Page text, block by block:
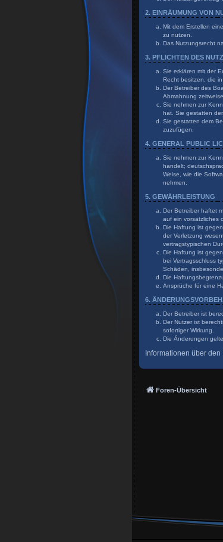
2. EINRÄUMUNG VON
Mit dem Erstellen
zu nutzen.
Das Nutzungsrecht
3. PFLICHTEN DES
Sie erklären mit der
Recht besitzen, die
Der Betreiber des
Abmahnung
Sie nehmen zur
hat. Sie gestatten
Sie gestatten dem
zuzufügen.
4. GENERAL PUBLIC
Sie nehmen zur
handelt;
Weise, wie die
nehmen.
5. GEWÄHRLEISTUNG
Der Betreiber haftet
auf ein vorsätzliches
Die Haftung ist
der Verletzung
vertragstypischen
Die Haftung ist
bei Vertragsschluss
Schäden,
Die
Ansprüche für eine
6.
Der Betreiber ist
Der Nutzer ist
sofortiger Wirkung.
Die Änderungen
Informationen über
Foren-Übersicht